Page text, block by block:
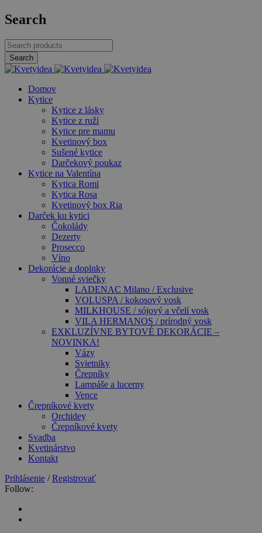
Search
Domov
Kytice
Kytice z lásky
Kytice z ruží
Kytice pre mamu
Kvetinový box
Sušené kytice
Darčekový poukaz
Kytice na Valentína
Kytica Romi
Kytica Rosa
Kvetinový box Ria
Darček ku kytici
Čokolády
Dezerty
Prosecco
Víno
Dekorácie a doplnky
Vonné sviečky
LADENAC Milano / Exclusive
VOLUSPA / kokosový vosk
MILKHOUSE / sójový a včelí vosk
VILA HERMANOS / prírodný vosk
EXKLUZÍVNE BYTOVÉ DEKORÁCIE –
NOVINKA!
Vázy
Svietniky
Črepníky
Lampáše a lucerny
Vence
Črepníkové kvety
Orchidey
Črepníkové kvety
Svadba
Kvetinárstvo
Kontakt
Prihlásenie /Registrovať
Follow: